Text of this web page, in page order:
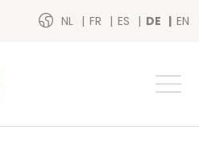
NL FR ES DE EN